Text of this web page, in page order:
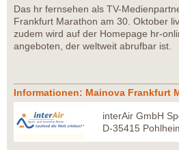
Das hr fernsehen als TV-
Frankfurt Marathon am 30. Oktober
zudem wird auf der Homepage hr-
angeboten, der weltweit abrufbar ist.
Informationen: Mainova Frankfurt
interAir GmbH
D-35415